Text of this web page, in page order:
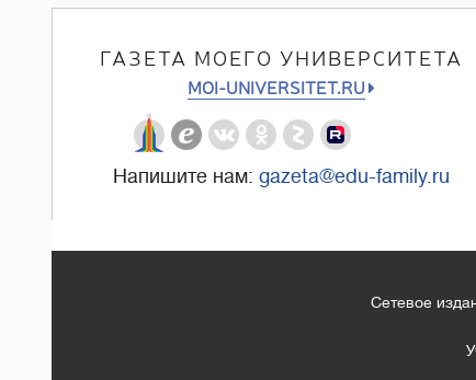
ГАЗЕТА МОЕГО УНИВЕРСИТЕТА
MOI-UNIVERSITET.RU
Напишите нам: gazeta@edu-family.ru
Сетевое